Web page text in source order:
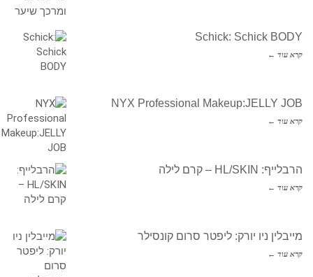
Schick: Schick BODY
קרא עוד ←
NYX Professional Makeup:JELLY JOB
קרא עוד ←
הרבלייף: HL/SKIN – קרם לילה
קרא עוד ←
מייבלין ניו יורק: ליפטר סרום קונסילר
קרא עוד ←